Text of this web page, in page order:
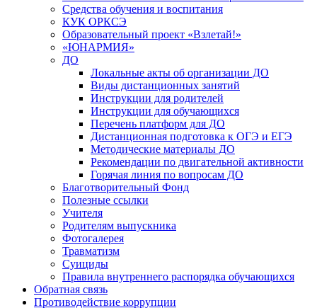
Средства обучения и воспитания
КУК ОРКСЭ
Образовательный проект «Взлетай!»
«ЮНАРМИЯ»
ДО
Локальные акты об организации ДО
Виды дистанционных занятий
Инструкции для родителей
Инструкции для обучающихся
Перечень платформ для ДО
Дистанционная подготовка к ОГЭ и ЕГЭ
Методические материалы ДО
Рекомендации по двигательной активности
Горячая линия по вопросам ДО
Благотворительный Фонд
Полезные ссылки
Учителя
Родителям выпускника
Фотогалерея
Травматизм
Суициды
Правила внутреннего распорядка обучающихся
Обратная связь
Противодействие коррупции